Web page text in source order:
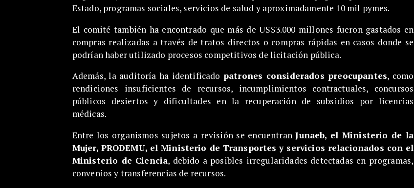
Estado, programas sociales, servicios de salud y aproximadamente 10 mil pymes.
El comité también ha encontrado que más de US$3.000 millones fueron gastados en
compras realizadas a través de tratos directos o compras rápidas en casos donde se
podrían haber utilizado procesos competitivos de licitación pública.
Además, la auditoría ha identificado patrones considerados preocupantes, como
rendiciones insuficientes de recursos, incumplimientos contractuales, concursos
públicos desiertos y dificultades en la recuperación de subsidios por licencias
médicas.
Entre los organismos sujetos a revisión se encuentranJunaeb, el Ministerio de la
Mujer, PRODEMU, el Ministerio de Transportes y servicios relacionados con el
Ministerio de Ciencia, debido a posibles irregularidades detectadas en programas,
convenios y transferencias de recursos.